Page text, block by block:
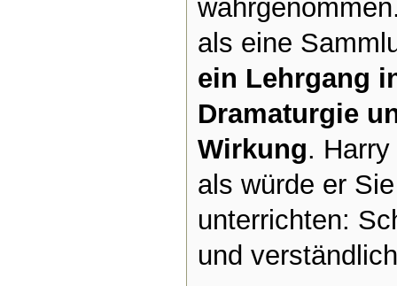
als eine
ein Lehrgang
Dramaturgie
Wirkung.
als würde er
unterrichten:
und